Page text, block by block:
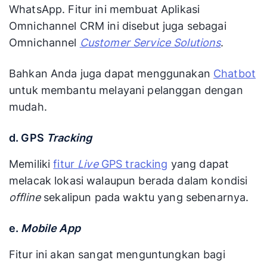
WhatsApp. Fitur ini membuat Aplikasi
Omnichannel CRM ini disebut juga sebagai
Omnichannel Customer Service Solutions.
Bahkan Anda juga dapat menggunakan Chatbot
untuk membantu melayani pelanggan dengan
mudah.
d. GPS Tracking
Memilikifitur LiveGPS tracking yang dapat
melacak lokasi walaupun berada dalam kondisi
offlinesekalipun pada waktu yang sebenarnya.
e. Mobile App
Fitur ini akan sangat menguntungkan bagi